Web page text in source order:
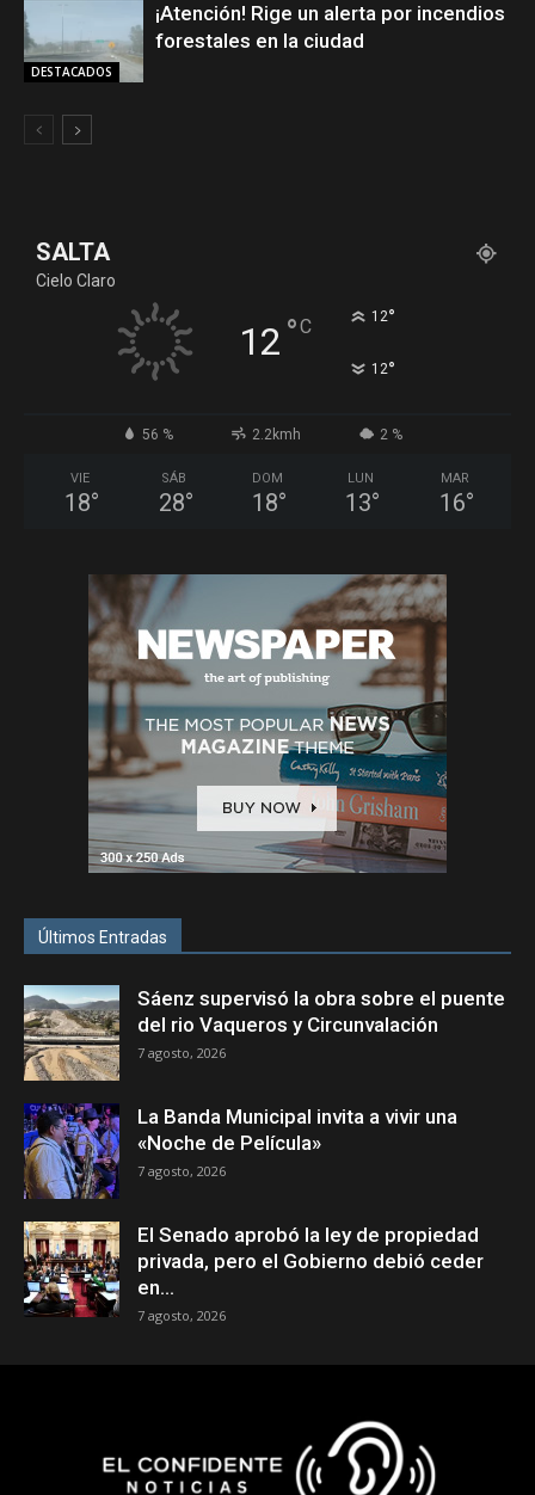
DESTACADOS
¡Atención! Rige un alerta por incendios
forestales en la ciudad
SALTA
Cielo Claro
12 °C 12°
12°
56 % 2.2kmh 2 %
VIE
18°
SÁB
28°
DOM
18°
LUN
13°
MAR
16°
Últimos Entradas
Sáenz supervisó la obra sobre el puente
del rio Vaqueros y Circunvalación
7 agosto, 2026
La Banda Municipal invita a vivir una
«Noche de Película»
7 agosto, 2026
El Senado aprobó la ley de propiedad
privada, pero el Gobierno debió ceder
en...
7 agosto, 2026